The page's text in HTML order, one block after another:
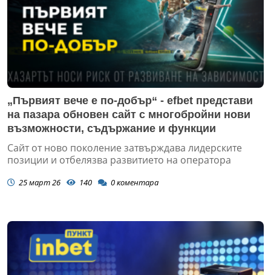
„Първият вече е по-добър“ - efbet представи
на пазара обновен сайт с многобройни нови
възможности, съдържание и функции
Сайт от ново поколение затвърждава лидерските
позиции и отбелязва развитието на оператора
25 март 26 140 0коментара